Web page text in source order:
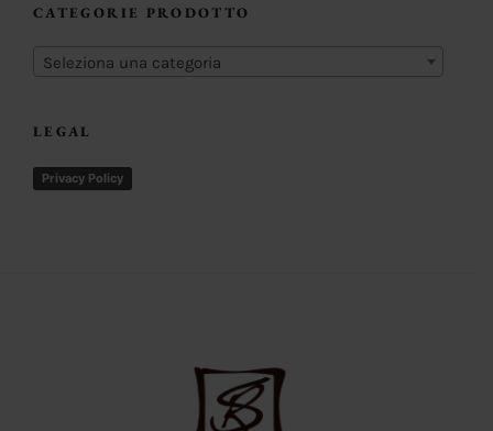
CATEGORIE PRODOTTO
Seleziona una categoria
LEGAL
Privacy Policy